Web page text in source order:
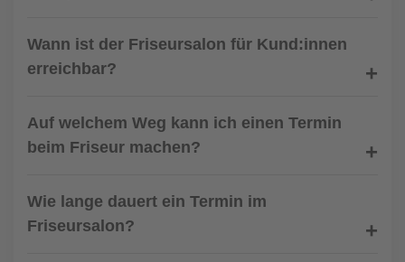
Wann ist der Friseursalon für Kund:innen
erreichbar?
Auf welchem Weg kann ich einen Termin
beim Friseur machen?
Wie lange dauert ein Termin im
Friseursalon?